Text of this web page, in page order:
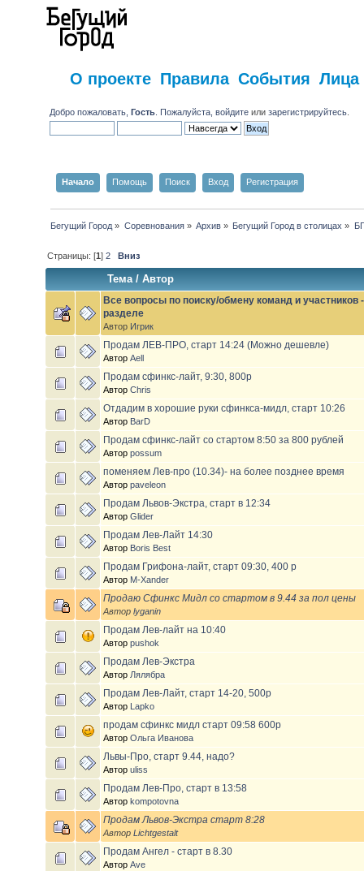
О проекте Правила События Лица
Добро пожаловать,Гость . Пожалуйста,войдите илизарегистрируйтесь
Начало Помощь Поиск Вход Регистрация
Бегущий Город » Соревнования» Архив » Бегущий Город в столицах »
Страницы: [1]2 Вниз
Тема/Автор
Все вопросы по поиску/обмену команд и участников
разделе
Автор Игрик
Продам ЛЕВ-ПРО, старт 14:24 (Можно дешевле)
АвторAell
Продам сфинкс-лайт, 9:30, 800р
АвторChris
Отдадим в хорошие руки сфинкса-мидл, старт 10:26
Автор BarD
Продам сфинкс-лайт со стартом 8:50 за 800 рублей
Авторpossum
поменяем Лев-про (10.34)- на более позднее время
Авторpaveleon
Продам Львов-Экстра, старт в 12:34
АвторGlider
Продам Лев-Лайт 14:30
Автор Boris Best
Продам Грифона-лайт, старт 09:30, 400 р
Автор M-Xander
Продаю Сфинкс Мидл со стартом в 9.44 за пол цены
Авторlyganin
Продам Лев-лайт на 10:40
Авторpushok
Продам Лев-Экстра
АвторЛялябра
Продам Лев-Лайт, старт 14-20, 500р
Автор Lapko
продам сфинкс мидл старт 09:58 600р
АвторОльга Иванова
Львы-Про, старт 9.44, надо?
Авторuliss
Продам Лев-Про, старт в 13:58
Автор kompotovna
Продам Львов-Экстра старт 8:28
АвторLichtgestalt
Продам Ангел - старт в 8.30
АвторAve